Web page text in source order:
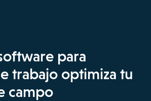
para
trabajo optimiza tu
campo